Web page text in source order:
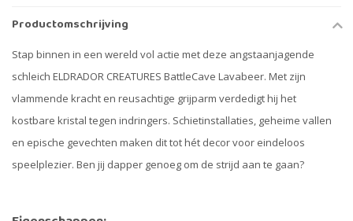
Productomschrijving
Stap binnen in een wereld vol actie met deze angstaanjagende
schleich ELDRADOR CREATURES BattleCave Lavabeer. Met zijn
vlammende kracht en reusachtige grijparm verdedigt hij het
kostbare kristal tegen indringers. Schietinstallaties, geheime vallen
en epische gevechten maken dit tot hét decor voor eindeloos
speelplezier. Ben jij dapper genoeg om de strijd aan te gaan?